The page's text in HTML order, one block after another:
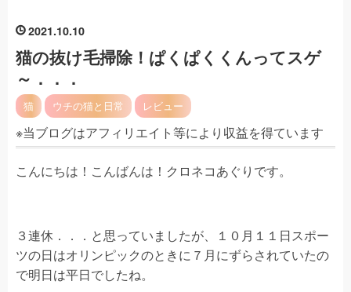
2021 10 10
猫の抜け毛掃除！ぱくぱくくんってスゲ
～．．．
猫 ウチの猫と日常 レビュー
※当ブログはアフィリエイト等により収益を得ています
こんにちは！こんばんは！クロネコあぐりです。
３連休．．．と思っていましたが、１０月１１日スポー
ツの日はオリンピックのときに７月にずらされていたの
で明日は平日でしたね。